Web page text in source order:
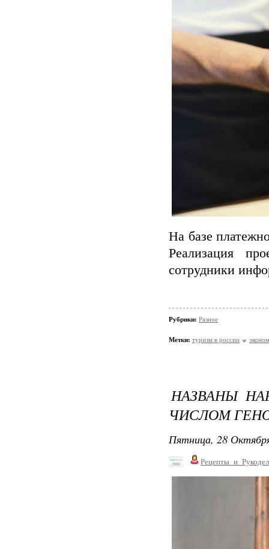
На базе
Реализация
сотрудники
Рубрики: Разное
Метки: туризм в россии
НАЗВАНЫ
ЧИСЛОМ
Пятница, 28